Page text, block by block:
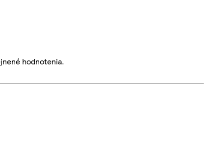
hodnotenia.